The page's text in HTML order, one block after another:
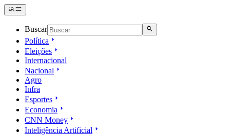
Buscar
Política
Eleições
Internacional
Nacional
Agro
Infra
Esportes
Economia
CNN Money
Inteligência Artificial